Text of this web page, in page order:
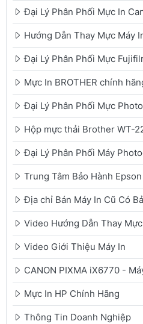
Đại Lý Phân Phối Mực In
Hướng Dẫn Thay Mực Máy
Đại Lý Phân Phối Mực
Mực In BROTHER chính
Đại Lý Phân Phối Mực
Hộp mực thải Brother WT-
Đại Lý Phân Phối Máy
Trung Tâm Bảo Hành
Địa chỉ Bán Máy In Cũ Có
Video Hướng Dẫn Thay
Video Giới Thiệu Máy In
CANON PIXMA iX6770 -
Mực In HP Chính Hãng
Thông Tin Doanh Nghiệp